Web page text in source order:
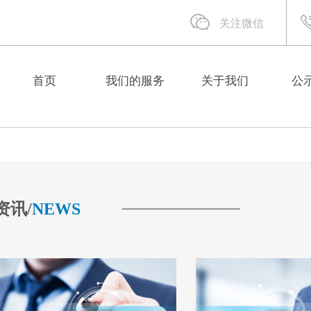
关注微信
首页 我们的服务 关于我们 公
讯/NEWS